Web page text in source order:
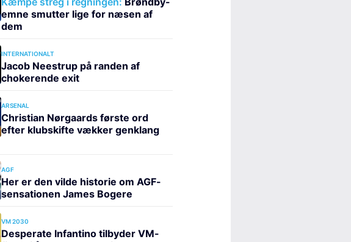
emne smutter lige for næsen af
dem
INTERNATIONALT
Jacob Neestrup på randen af
chokerende exit
ARSENAL
Christian Nørgaards første ord
efter klubskifte vækker genklang
AGF
Her er den vilde historie om AGF-
sensationen James Bogere
VM 2030
Desperate Infantino tilbyder VM-